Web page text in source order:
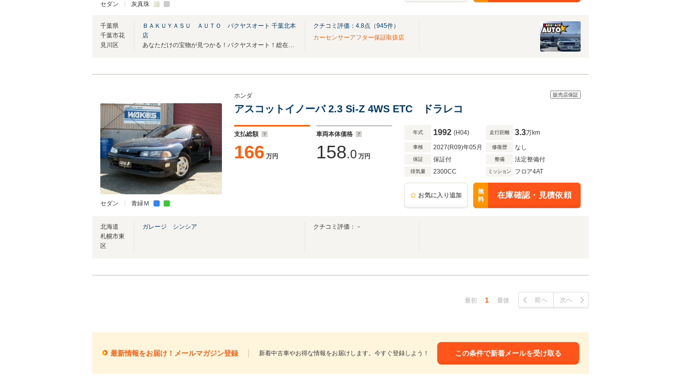
セダン 灰真珠
千葉県
千葉市花
見川区
ＢＡＫＵＹＡＳＵ ＡＵＴＯ バクヤスオート 千葉北本
店
あなただけの宝物が見つかる！バクヤスオート！総在庫500台以上！希少車・絶版車も！
クチコミ評価： 4.8点（945件）
カーセンサーアフター保証取扱店
セダン 青緑Ｍ
販売店保証
ホンダ
アスコットイノーバ 2.3 Si-Z 4WS ETC ドラレコ
支払総額
166 万円
車両本体価格
158.0 万円
年式 1992 (H04) 走行距離 3.3万km
車検 2027(R09)年05月 修復歴 なし
保証 保証付 整備 法定整備付
排気量 2300CC ミッション フロア4AT
お気に入り追加
無
料
在庫確認・見積依頼
北海道
札幌市東
区
ガレージ シンシア クチコミ評価：－
最初 1 最後 前へ 次へ
最新情報をお届け！メールマガジン登録 新着中古車やお得な情報をお届けします。今すぐ登録しよう！ この条件で新着メールを受け取る